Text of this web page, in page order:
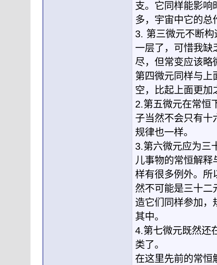
支。它同样能影响
多，宇宙中它的总
3. 第三微元不断
一层了，可惜我缺
尽，但常变应该略
第四微元同样与上
空，比起上面更加
2.第五微元在常恒
子当然不会只有十
规律也一样。
3.第六微元应为三
儿事物的常恒解释
样有很多例外。所
然不可能是三十二
造它们同样参加，
其中。
4.第七微元既然还
类了。
在这里先前的常恒